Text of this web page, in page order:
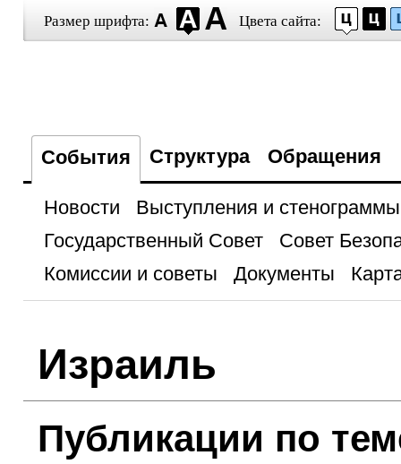
Размер шрифта: Цвета сайта:
События Структура Обращения
Новости
Выступления и стенограммы
Государственный Совет
Совет
Комиссии и советы
Документы
Израиль
Публикации по